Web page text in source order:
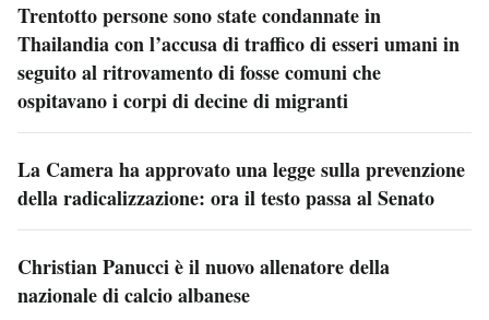
Trentotto persone sono state condannate in
Thailandia con l’accusa di traffico di esseri umani in
seguito al ritrovamento di fosse comuni che
ospitavano i corpi di decine di migranti
La Camera ha approvato una legge sulla prevenzione
della radicalizzazione: ora il testo passa al Senato
Christian Panucci è il nuovo allenatore della
nazionale di calcio albanese